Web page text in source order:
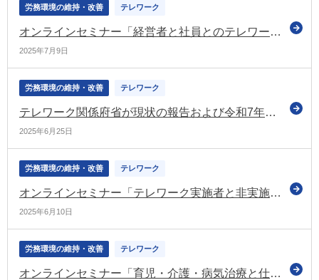
労務環境の維持・改善 テレワーク
オンラインセミナー「経営者と社員とのテレワーク賛否ギャップを解消」を開催（テレワーク総合ポータルサイト）
2025年7月9日
労務環境の維持・改善 テレワーク
テレワーク関係府省が現状の報告および令和7年度施策の説明を行う（テレワーク関係府省連絡会議）
2025年6月25日
労務環境の維持・改善 テレワーク
オンラインセミナー「テレワーク実施者と非実施者の不公平感を是正」を開催（テレワーク総合ポータルサイト）
2025年6月10日
労務環境の維持・改善 テレワーク
オンラインセミナー「育児・介護・病気治療と仕事の両立をテレワークが解決」を開催（テレワーク総合ポータルサイト）